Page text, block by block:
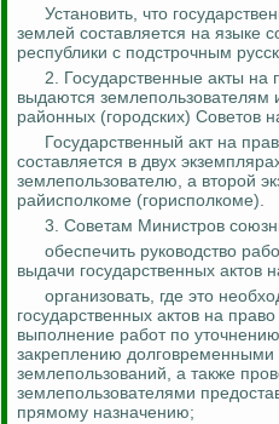
Установить, что
землей составляется на языке
республики с подстрочным
2. Государственные акты на
выдаются землепользователям
районных (городских) Советов
Государственный акт на
составляется в двух
землепользователю, а второй
райисполкоме (горисполкоме).
3. Советам Министров
обеспечить руководство
выдачи государственных актов
организовать, где это
государственных актов на
выполнение работ по
закреплению
землепользований, а также
землепользователями
прямому назначению;